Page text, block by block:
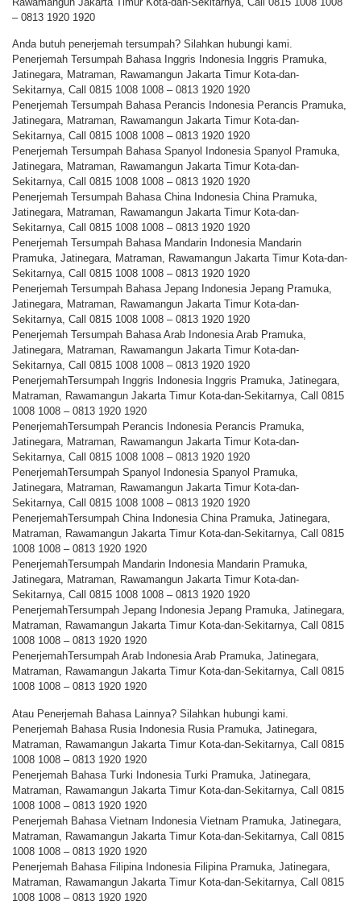
– 0813 1920 1920
Anda butuh penerjemah tersumpah? Silahkan hubungi kami.
Penerjemah Tersumpah Bahasa Inggris Indonesia Inggris Pramuka,
Jatinegara, Matraman, Rawamangun Jakarta Timur Kota-dan-
Sekitarnya, Call 0815 1008 1008 – 0813 1920 1920
Penerjemah Tersumpah Bahasa Perancis Indonesia Perancis Pramuka,
Jatinegara, Matraman, Rawamangun Jakarta Timur Kota-dan-
Sekitarnya, Call 0815 1008 1008 – 0813 1920 1920
Penerjemah Tersumpah Bahasa Spanyol Indonesia Spanyol Pramuka,
Jatinegara, Matraman, Rawamangun Jakarta Timur Kota-dan-
Sekitarnya, Call 0815 1008 1008 – 0813 1920 1920
Penerjemah Tersumpah Bahasa China Indonesia China Pramuka,
Jatinegara, Matraman, Rawamangun Jakarta Timur Kota-dan-
Sekitarnya, Call 0815 1008 1008 – 0813 1920 1920
Penerjemah Tersumpah Bahasa Mandarin Indonesia Mandarin
Pramuka, Jatinegara, Matraman, Rawamangun Jakarta Timur Kota-dan-
Sekitarnya, Call 0815 1008 1008 – 0813 1920 1920
Penerjemah Tersumpah Bahasa Jepang Indonesia Jepang Pramuka,
Jatinegara, Matraman, Rawamangun Jakarta Timur Kota-dan-
Sekitarnya, Call 0815 1008 1008 – 0813 1920 1920
Penerjemah Tersumpah Bahasa Arab Indonesia Arab Pramuka,
Jatinegara, Matraman, Rawamangun Jakarta Timur Kota-dan-
Sekitarnya, Call 0815 1008 1008 – 0813 1920 1920
PenerjemahTersumpah Inggris Indonesia Inggris Pramuka, Jatinegara,
Matraman, Rawamangun Jakarta Timur Kota-dan-Sekitarnya, Call 0815
1008 1008 – 0813 1920 1920
PenerjemahTersumpah Perancis Indonesia Perancis Pramuka,
Jatinegara, Matraman, Rawamangun Jakarta Timur Kota-dan-
Sekitarnya, Call 0815 1008 1008 – 0813 1920 1920
PenerjemahTersumpah Spanyol Indonesia Spanyol Pramuka,
Jatinegara, Matraman, Rawamangun Jakarta Timur Kota-dan-
Sekitarnya, Call 0815 1008 1008 – 0813 1920 1920
PenerjemahTersumpah China Indonesia China Pramuka, Jatinegara,
Matraman, Rawamangun Jakarta Timur Kota-dan-Sekitarnya, Call 0815
1008 1008 – 0813 1920 1920
PenerjemahTersumpah Mandarin Indonesia Mandarin Pramuka,
Jatinegara, Matraman, Rawamangun Jakarta Timur Kota-dan-
Sekitarnya, Call 0815 1008 1008 – 0813 1920 1920
PenerjemahTersumpah Jepang Indonesia Jepang Pramuka, Jatinegara,
Matraman, Rawamangun Jakarta Timur Kota-dan-Sekitarnya, Call 0815
1008 1008 – 0813 1920 1920
PenerjemahTersumpah Arab Indonesia Arab Pramuka, Jatinegara,
Matraman, Rawamangun Jakarta Timur Kota-dan-Sekitarnya, Call 0815
1008 1008 – 0813 1920 1920
Atau Penerjemah Bahasa Lainnya? Silahkan hubungi kami.
Penerjemah Bahasa Rusia Indonesia Rusia Pramuka, Jatinegara,
Matraman, Rawamangun Jakarta Timur Kota-dan-Sekitarnya, Call 0815
1008 1008 – 0813 1920 1920
Penerjemah Bahasa Turki Indonesia Turki Pramuka, Jatinegara,
Matraman, Rawamangun Jakarta Timur Kota-dan-Sekitarnya, Call 0815
1008 1008 – 0813 1920 1920
Penerjemah Bahasa Vietnam Indonesia Vietnam Pramuka, Jatinegara,
Matraman, Rawamangun Jakarta Timur Kota-dan-Sekitarnya, Call 0815
1008 1008 – 0813 1920 1920
Penerjemah Bahasa Filipina Indonesia Filipina Pramuka, Jatinegara,
Matraman, Rawamangun Jakarta Timur Kota-dan-Sekitarnya, Call 0815
1008 1008 – 0813 1920 1920